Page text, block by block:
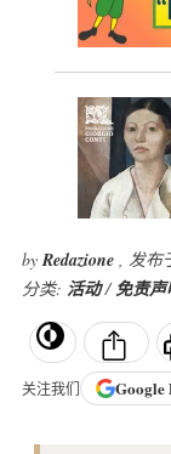
byRedazione , 发布
分类: 活动/免责声
关注我们 Google